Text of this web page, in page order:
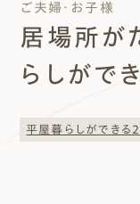
エムズを愛する
施工事例
ご夫婦・お子様
居場所が
らしがで
平屋暮らしができる